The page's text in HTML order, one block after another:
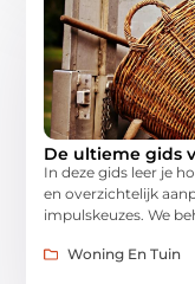
De ultieme gids
In deze gids leer je
en overzichtelijk
impulskeuzes. We
Woning En Tuin